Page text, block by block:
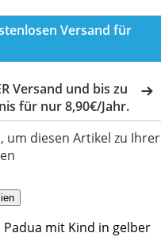
Versand für
Versand und bis zu
für nur 8,90€/Jahr.
um diesen Artikel zu Ihrer
mit Kind in gelber